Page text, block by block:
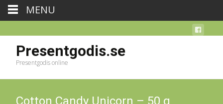
Presentgodis.se
Presentgodis online
Cotton Candy Unicorn – 50 g
MENU